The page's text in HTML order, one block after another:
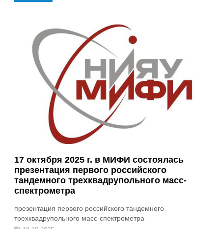
17 октября 2025 г. в МИФИ состоялась
презентация первого российского
тандемного трехквадрупольного масс-
спектрометра
презентация первого российского тандемного
трехквадрупольного масс-спектрометра